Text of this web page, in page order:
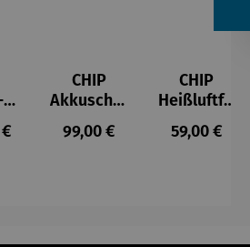
Preis:
CHIP
Akkuschra
uber
Regulärer Preis:
99,00 €
CHIP
Heißluftfri
tteuse
Regulärer
59,00 €